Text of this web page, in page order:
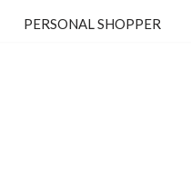
PERSONAL SHOPPER